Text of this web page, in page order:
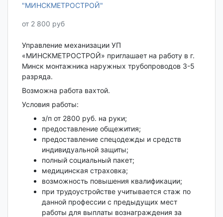
"МИНСКМЕТРОСТРОЙ"
от 2 800 руб
Управление механизации УП
«МИНСКМЕТРОСТРОЙ» приглашает на работу в г.
Минск монтажника наружных трубопроводов 3-5
разряда.
Возможна работа вахтой.
Условия работы:
з/п от 2800 руб. на руки;
предоставление общежития;
предоставление спецодежды и средств
индивидуальной защиты;
полный социальный пакет;
медицинская страховка;
возможность повышения квалификации;
при трудоустройстве учитывается стаж по
данной профессии с предыдущих мест
работы для выплаты вознаграждения за